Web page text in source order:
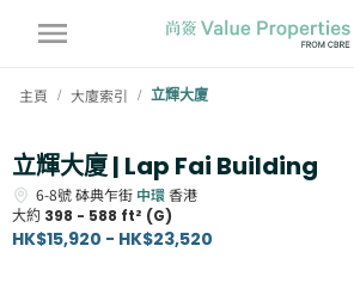
主頁 / 大廈索引 / 立輝大廈
立輝大廈 | Lap Fai Building
6-8號砵典乍街 中環香港
大約 398 - 588 ft² (G)
HK$15,920 - HK$23,520